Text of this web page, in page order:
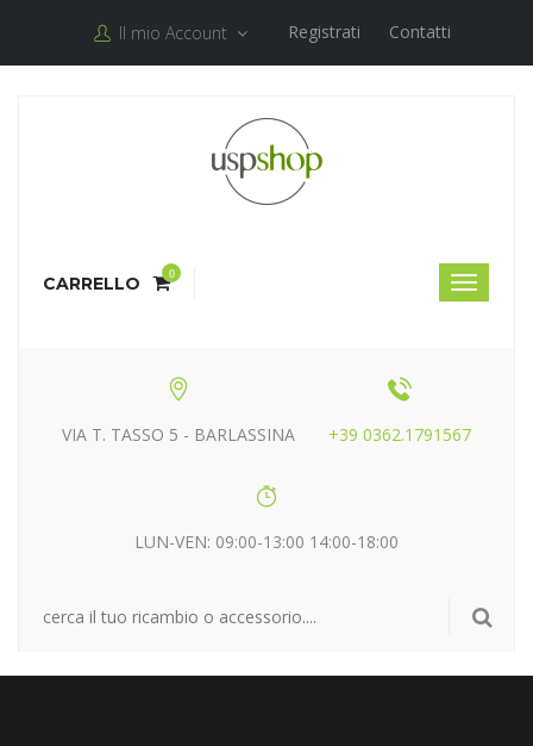
Il mio Account Registrati Contatti
CARRELLO 0
VIA T. TASSO 5 - BARLASSINA +39 0362.1791567
LUN-VEN: 09:00-13:00 14:00-18:00